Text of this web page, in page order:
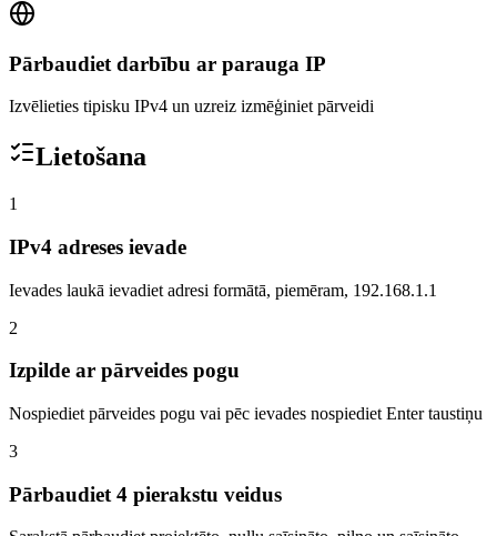
Pārbaudiet darbību ar parauga IP
Izvēlieties tipisku IPv4 un uzreiz izmēģiniet pārveidi
Lietošana
1
IPv4 adreses ievade
Ievades laukā ievadiet adresi formātā, piemēram, 192.168.1.1
2
Izpilde ar pārveides pogu
Nospiediet pārveides pogu vai pēc ievades nospiediet Enter taustiņu
3
Pārbaudiet 4 pierakstu veidus